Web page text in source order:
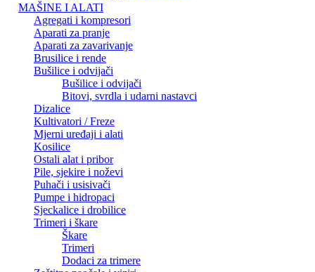
MAŠINE I ALATI
Agregati i kompresori
Aparati za pranje
Aparati za zavarivanje
Brusilice i rende
Bušilice i odvijači
Bušilice i odvijači
Bitovi, svrdla i udarni nastavci
Dizalice
Kultivatori / Freze
Mjerni uređaji i alati
Kosilice
Ostali alat i pribor
Pile, sjekire i noževi
Puhači i usisivači
Pumpe i hidropaci
Sjeckalice i drobilice
Trimeri i škare
Škare
Trimeri
Dodaci za trimere